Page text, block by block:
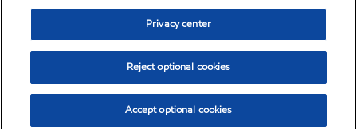
Privacy center
Reject optional cookies
Accept optional cookies